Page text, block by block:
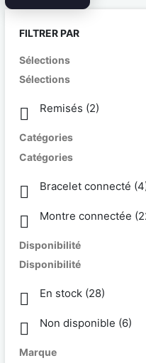
FILTRER PAR
Sélections
Sélections
 Remisés (2)
Catégories
Catégories
 Bracelet connecté
 Montre connectée
Disponibilité
Disponibilité
 En stock (28)
 Non disponible (6)
Marque